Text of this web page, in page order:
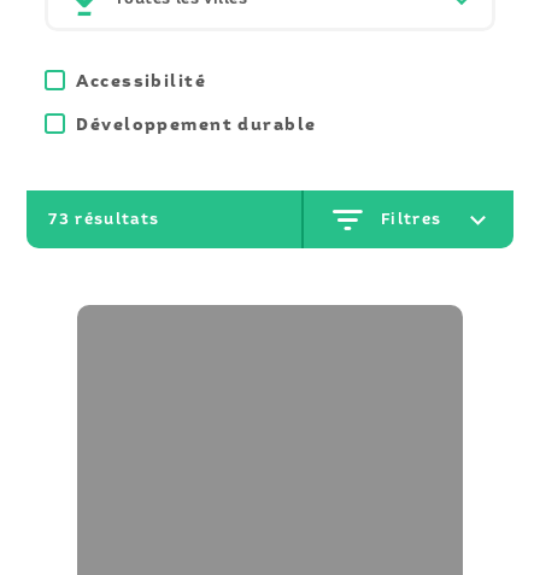
Accessibilité
Développement durable
les
résultats
73 résultats Filtres